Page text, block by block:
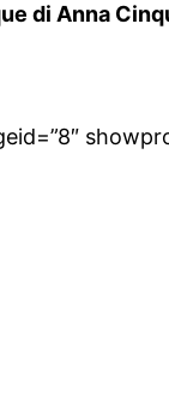
di Anna